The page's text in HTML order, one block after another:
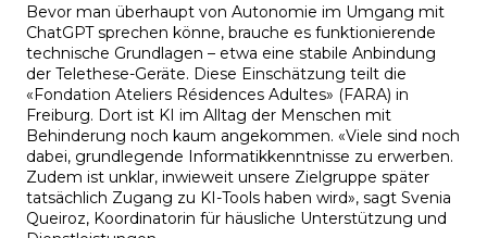
Bevor man überhaupt von Autonomie im Umgang mit
ChatGPT sprechen könne, brauche es funktionierende
technische Grundlagen – etwa eine stabile Anbindung
der Telethese-Geräte. Diese Einschätzung teilt die
«Fondation Ateliers Résidences Adultes» (FARA) in
Freiburg. Dort ist KI im Alltag der Menschen mit
Behinderung noch kaum angekommen. «Viele sind noch
dabei, grundlegende Informatikkenntnisse zu erwerben.
Zudem ist unklar, inwieweit unsere Zielgruppe später
tatsächlich Zugang zu KI-Tools haben wird», sagt Svenia
Queiroz, Koordinatorin für häusliche Unterstützung und